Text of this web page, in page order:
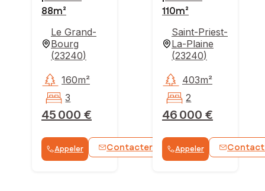
88m²
Le Grand-
Bourg
(23240)
45 000 €
160m²
3
Appeler Contacter WhatsApp
110m²
Saint-Priest-
La-Plaine
(23240)
46 000 €
403m²
2
Appeler